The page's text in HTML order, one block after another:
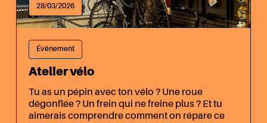
28/03/2026
Événement
Atelier vélo
Tu as un pépin avec ton vélo ? Une roue
dégonflée ? Un frein qui ne freine plus ? Et tu
aimerais comprendre comment on répare ce